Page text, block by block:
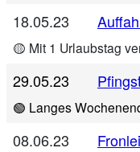
18.05.23
🟡 Mit 1 Urlaubstag
29.05.23
🟢 Langes
08.06.23